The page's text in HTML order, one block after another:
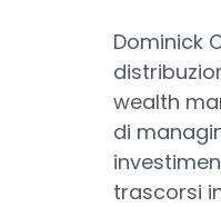
Dominick
wealth
di
trascorsi